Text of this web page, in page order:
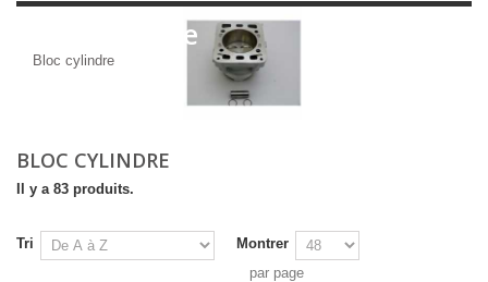
Bloc cylindre
Bloc cylindre
BLOC CYLINDRE
Il y a 83 produits.
Tri
Montrer
par page